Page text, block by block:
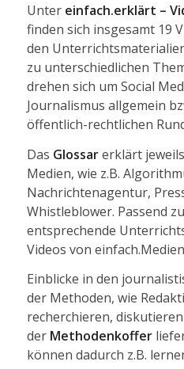
Unter einfach.erklärt –
finden sich insgesamt 19
den
zu unterschiedlichen
drehen sich um Social
Journalismus allgemein
öffentlich-rechtlichen
Das Glossarerklärt
Medien, wie z.B.
Nachrichtenagentur,
Whistleblower. Passend
entsprechende
Videos von
Einblicke in den
der Methoden, wie
recherchieren,
der Methodenkoffer
können dadurch z.B.